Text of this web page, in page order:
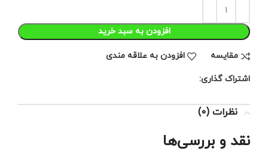
افزودن به سبد خرید
مقايسه افزودن به علاقه مندی
اشتراک گذاری:
نظرات (0)
نقد و بررسی‌ها